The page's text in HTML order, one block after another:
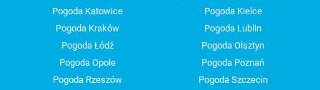
Pogoda Katowice
Pogoda Kielce
Pogoda Kraków
Pogoda Lublin
Pogoda Łódź
Pogoda Olsztyn
Pogoda Opole
Pogoda Poznań
Pogoda Rzeszów
Pogoda Szczecin